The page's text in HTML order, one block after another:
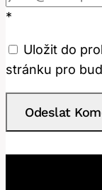
*
Uložit do
stránku pro